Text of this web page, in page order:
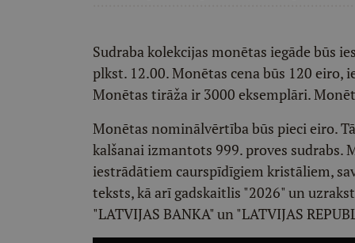
Sudraba kolekcijas monētas iegāde būs
plkst. 12.00. Monētas cena būs 120
Monētas tirāža ir 3000 eksemplāri.
Monētas nominālvērtība būs pieci eiro.
kalšanai izmantots 999. proves sudrabs.
iestrādātiem caurspīdīgiem kristāliem,
teksts, kā arī gadskaitlis "2026" un
"LATVIJAS BANKA" un "LATVIJAS